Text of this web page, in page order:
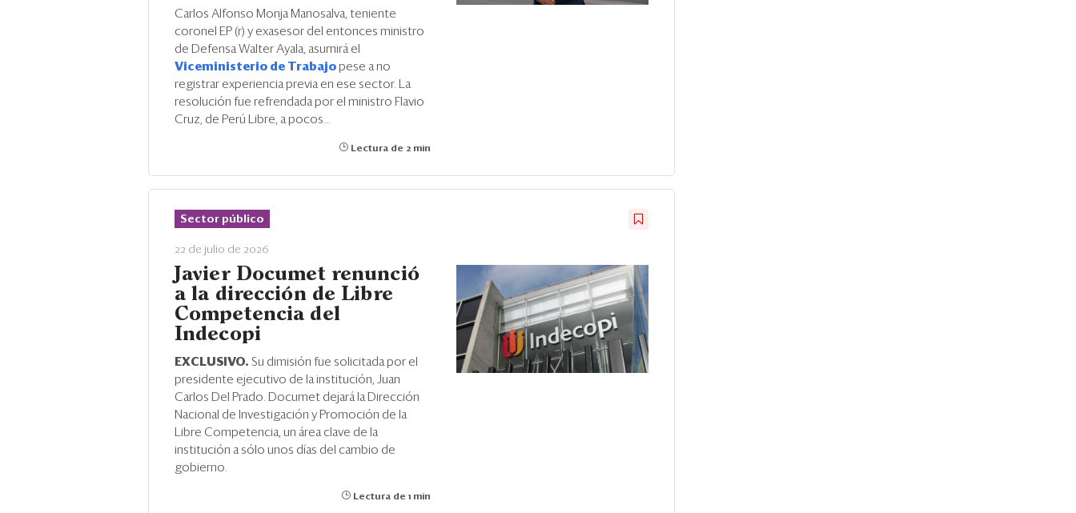
Carlos Alfonso Monja Manosalva, teniente
coronel EP (r) y exasesor del entonces ministro
de Defensa Walter Ayala, asumirá el
Viceministerio de Trabajo pese a no
registrar experiencia previa en ese sector. La
resolución fue refrendada por el ministro Flavio
Cruz, de Perú Libre, a pocos...
Lectura de 2 min
Sector público
22 de julio de 2026
Javier Documet renunció
a la dirección de Libre
Competencia del
Indecopi
EXCLUSIVO. Su dimisión fue solicitada por el
presidente ejecutivo de la institución, Juan
Carlos Del Prado. Documet dejará la Dirección
Nacional de Investigación y Promoción de la
Libre Competencia, un área clave de la
institución a sólo unos días del cambio de
gobierno.
Lectura de 1 min